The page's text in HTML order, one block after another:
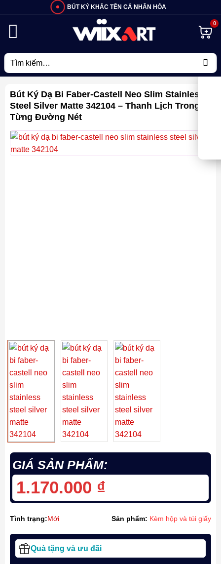
BÚT KÝ KHẮC TÊN CÁ NHÂN HÓA
Tìm
kiếm:
Bút Ký Dạ Bi Faber-Castell Neo Slim Stainless
Steel Silver Matte 342104 – Thanh Lịch Trong
Từng Đường Nét
GIÁ SẢN PHẨM:
1.170.000 ₫
Tình trạng:Mới Sản phẩm: Kèm hộp và túi giấy
Quà tặng và ưu đãi